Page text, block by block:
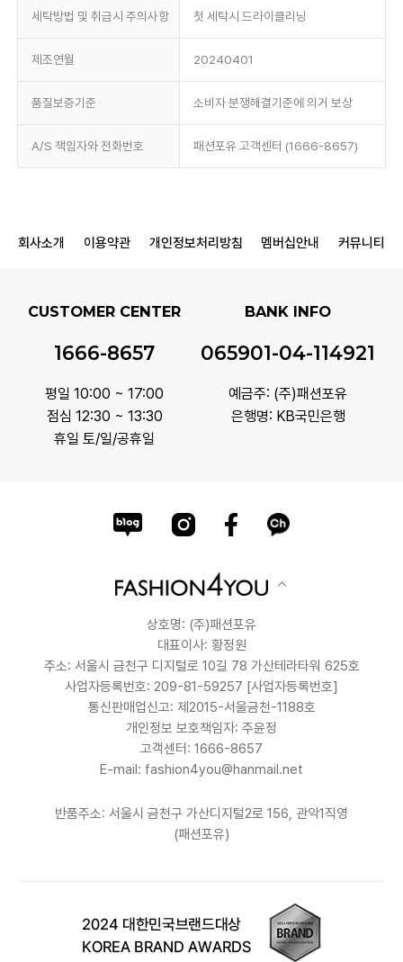
세탁방법 및 취급시 주의사항 첫 세탁시 드라이클리닝
제조연월 20240401
품질보증기준 소비자 분쟁해결기준에 의거 보상
A/S 책임자와 전화번호 패션포유 고객센터 (1666-8657)
회사소개 이용약관 개인정보처리방침 멤버십안내 커뮤니티
CUSTOMER CENTER
1666-8657
평일 10:00 ~ 17:00
점심 12:30 ~ 13:30
휴일 토/일/공휴일
BANK INFO
065901-04-114921
예금주: (주)패션포유
은행명: KB국민은행
상호명: (주)패션포유
대표이사: 황정원
주소: 서울시 금천구 디지털로 10길 78 가산테라타워 625호
사업자등록번호: 209-81-59257 [사업자등록번호]
통신판매업신고: 제2015-서울금천-1188호
개인정보 보호책임자: 주윤정
고객센터: 1666-8657
E-mail: fashion4you@hanmail.net
반품주소: 서울시 금천구 가산디지털2로 156, 관악1직영
(패션포유)